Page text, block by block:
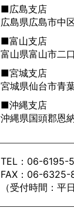
■広島支店
広島県広島市中
■富山支店
富山県富山市二
■宮城支店
宮城県仙台市青
■沖縄支店
沖縄県国頭郡恩
TEL：06-6195-
FAX：06-6325-
（受付時間：平